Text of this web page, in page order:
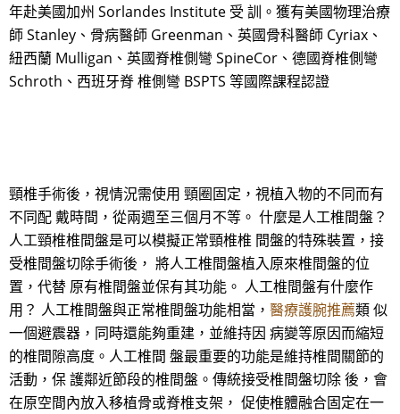
年赴美國加州 Sorlandes Institute 受 訓。獲有美國物理治療
師 Stanley、骨病醫師 Greenman、英國骨科醫師 Cyriax、
紐西蘭 Mulligan、英國脊椎側彎 SpineCor、德國脊椎側彎
Schroth、西班牙脊 椎側彎 BSPTS 等國際課程認證
頸椎手術後，視情況需使用 頸圈固定，視植入物的不同而有
不同配 戴時間，從兩週至三個月不等。 什麼是人工椎間盤？
人工頸椎椎間盤是可以模擬正常頸椎椎 間盤的特殊裝置，接
受椎間盤切除手術後， 將人工椎間盤植入原來椎間盤的位
置，代替 原有椎間盤並保有其功能。 人工椎間盤有什麼作
用？ 人工椎間盤與正常椎間盤功能相當， 醫療護腕推薦類 似
一個避震器，同時還能夠重建，並維持因 病變等原因而縮短
的椎間隙高度。人工椎間 盤最重要的功能是維持椎間關節的
活動，保 護鄰近節段的椎間盤。傳統接受椎間盤切除 後，會
在原空間內放入移植骨或脊椎支架， 促使椎體融合固定在一